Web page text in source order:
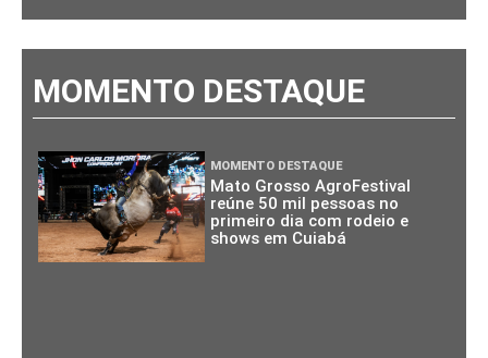
MOMENTO DESTAQUE
MOMENTO DESTAQUE
Mato Grosso AgroFestival
reúne 50 mil pessoas no
primeiro dia com rodeio e
shows em Cuiabá